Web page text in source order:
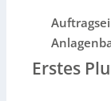
Erstes